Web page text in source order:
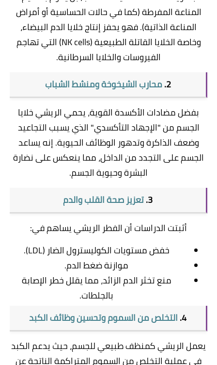
المناعة المفرطة (كما في حالات الحساسية أو أمراض
المناعة الذاتية). فهو يحفز إنتاج خلايا الدم البيضاء،
وخاصة الخلايا القاتلة الطبيعية (NK cells) التي تهاجم
الفيروسات والخلايا السرطانية.
​2. محارب الشيخوخة ومنشط الشباب
​بفضل مضادات الأكسدة القوية، يحمي الريشي خلايا
الجسم من "الإجهاد التأكسدي" الذي يسبب التجاعيد
وضعف الذاكرة وتدهور الوظائف الحيوية. إنه يساعد
الجسم على التجدد من الداخل، مما ينعكس على نضارة
البشرة وحيوية الجسم.
​3. تعزيز صحة القلب والدم
​أثبتت الدراسات أن الفطر الريشي يساهم في:
​خفض مستويات الكوليسترول الضار (LDL).
​موازنة ضغط الدم.
​منع تخثر الدم الزائد، مما يقلل خطر الإصابة
بالجلطات.
​4. التخلص من السموم وتحسين وظائف الكبد
​يعمل الريشي كمنظف طبيعي للجسم، حيث يدعم الكبد
في عملية التخلص من السموم المتراكمة الناتجة عن